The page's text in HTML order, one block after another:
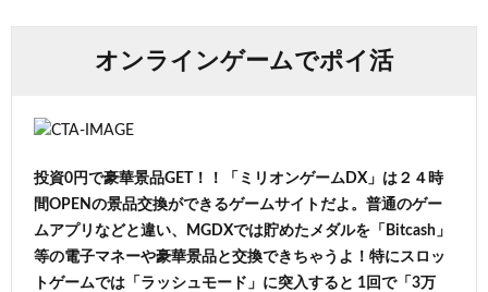
オンラインゲームでポイ活
投資0円で豪華景品GET！！「ミリオンゲームDX」は２４時
間OPENの景品交換ができるゲームサイトだよ。普通のゲー
ムアプリなどと違い、MGDXでは貯めたメダルを「Bitcash」
等の電子マネーや豪華景品と交換できちゃうよ！特にスロッ
トゲームでは「ラッシュモード」に突入すると 1回で「3万